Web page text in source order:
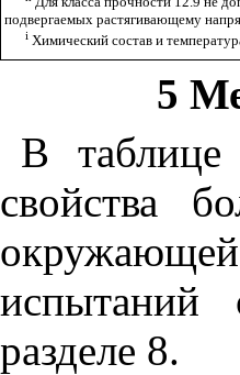
подвергаемых растягивающему
i Химический состав и
5
В
таблице
свойства
окружающей
испытаний
разделе 8.